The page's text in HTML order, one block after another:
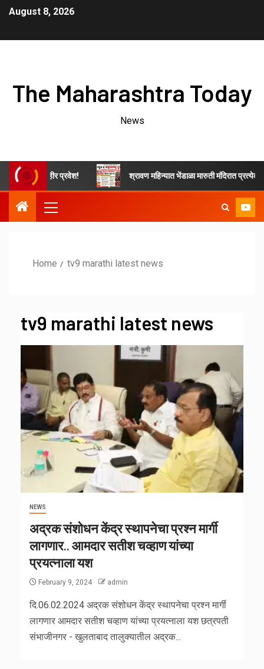
August 8, 2026
The Maharashtra Today
News
जाहीर प्रवेश! श्रावण महिन्यात भेंडाळा मारुती मंदिरात प्रत्येक
Home tv9 marathi latest news
tv9 marathi latest news
NEWS
अद्रक संशोधन केंद्र स्थापनेचा प्रश्न मार्गी
लागणार.. आमदार सतीश चव्हाण यांच्या
प्रयत्नाला यश
February 9, 2024 admin
दि.06.02.2024 अद्रक संशोधन केंद्र स्थापनेचा प्रश्न मार्गी
लागणार आमदार सतीश चव्हाण यांच्या प्रयत्नाला यश छत्रपती
संभाजीनगर - खुलताबाद तालुक्यातील अद्रक...